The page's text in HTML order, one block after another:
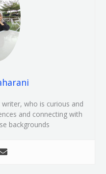
writer, who is curious and
and connecting with
backgrounds